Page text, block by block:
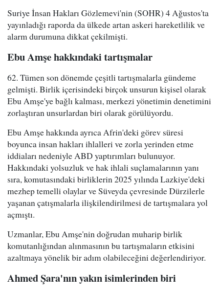
Suriye İnsan Hakları Gözlemevi'nin (SOHR) 4 Ağustos'ta
yayınladığı raporda da ülkede artan askeri hareketlilik ve
alarm durumuna dikkat çekilmişti.
Ebu Amşe hakkındaki tartışmalar
62. Tümen son dönemde çeşitli tartışmalarla gündeme
gelmişti. Birlik içerisindeki birçok unsurun kişisel olarak
Ebu Amşe'ye bağlı kalması, merkezi yönetimin denetimini
zorlaştıran unsurlardan biri olarak görülüyordu.
Ebu Amşe hakkında ayrıca Afrin'deki görev süresi
boyunca insan hakları ihlalleri ve zorla yerinden etme
iddiaları nedeniyle ABD yaptırımları bulunuyor.
Hakkındaki yolsuzluk ve hak ihlali suçlamalarının yanı
sıra, komutasındaki birliklerin 2025 yılında Lazkiye'deki
mezhep temelli olaylar ve Süveyda çevresinde Dürzilerle
yaşanan çatışmalarla ilişkilendirilmesi de tartışmalara yol
açmıştı.
Uzmanlar, Ebu Amşe'nin doğrudan muharip birlik
komutanlığından alınmasının bu tartışmaların etkisini
azaltmaya yönelik bir adım olabileceğini değerlendiriyor.
Ahmed Şara'nın yakın isimlerinden biri